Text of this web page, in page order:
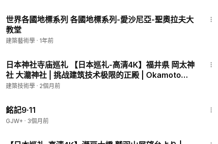
世界各國地標系列 各國地標系列-愛沙尼亞-聖奧拉夫大
教堂
建築藝術學 · 1年前
日本神社寺庙巡礼 【日本巡礼-高清4K】福井県 岡太神
社 大瀧神社 | 挑战建筑技术极限的正殿 | Okamoto
Otaki Shrine
建築技術學 · 2個月前
銘記9·11
GJW+ · 3個月前